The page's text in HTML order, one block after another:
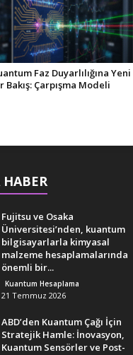
Faz Duyarlılığına Yeni
Bakış: Çarpışma Modeli
Fujitsu ve Osaka
Üniversitesi’nden, kuantum
bilgisayarlarla kimyasal
malzeme hesaplamalarında
önemli bir...
Kuantum Hesaplama
21 Temmuz 2026
ABD’den Kuantum Çağı İçin
Stratejik Hamle: İnovasyon,
Kuantum Sensörler ve Post-